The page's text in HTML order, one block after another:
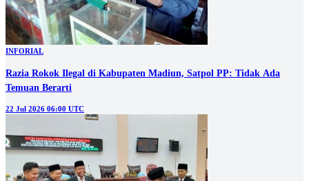
INFORIAL
Razia Rokok Ilegal di Kabupaten Madiun, Satpol PP: Tidak Ada
Temuan Berarti
22 Jul 2026 06:00 UTC